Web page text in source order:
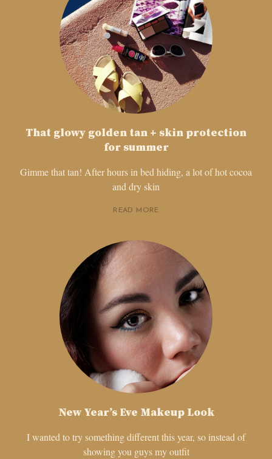
That glowy golden tan + skin protection
for summer
Gimme that tan! After hours in bed hiding, a lot of hot cocoa
and dry skin
READ MORE
New Year’s Eve Makeup Look
I wanted to try something different this year, so instead of
showing you guys my outfit